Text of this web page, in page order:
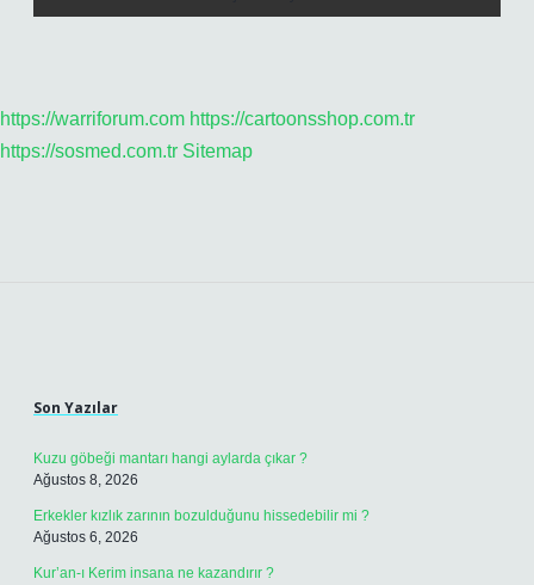
https://warriforum.com https://cartoonsshop.com.tr
https://sosmed.com.tr Sitemap
Son Yazılar
Kuzu göbeği mantarı hangi aylarda çıkar ?
Ağustos 8, 2026
Erkekler kızlık zarının bozulduğunu hissedebilir mi ?
Ağustos 6, 2026
Kur’an-ı Kerim insana ne kazandırır ?